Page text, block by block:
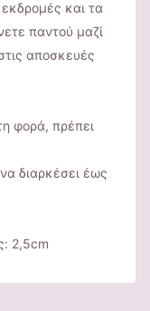
εκδρομές και τα
παντού μαζί
αποσκευές
φορά, πρέπει
διαρκέσει έως
2,5cm